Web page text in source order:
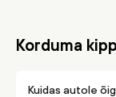
Korduma
Kuidas autole